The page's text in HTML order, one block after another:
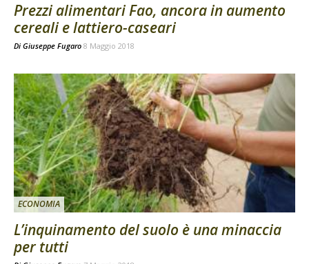
Prezzi alimentari Fao, ancora in aumento
cereali e lattiero-caseari
Di Giuseppe Fugaro 8 Maggio 2018
ECONOMIA
L’inquinamento del suolo è una minaccia
per tutti